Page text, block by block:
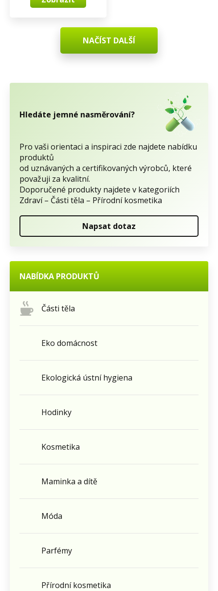
Hledáte jemné nasměrování?
Pro vaši orientaci a inspiraci zde najdete nabídku
produktů
od uznávaných a certifikovaných výrobců, které
považuji za kvalitní.
Doporučené produkty najdete v kategoriích
Zdraví – Části těla – Přírodní kosmetika
Napsat dotaz
NABÍDKA PRODUKTŮ
Části těla
Eko domácnost
Ekologická ústní hygiena
Hodinky
Kosmetika
Maminka a dítě
Móda
Parfémy
Přírodní kosmetika
NAČÍST DALŠÍ